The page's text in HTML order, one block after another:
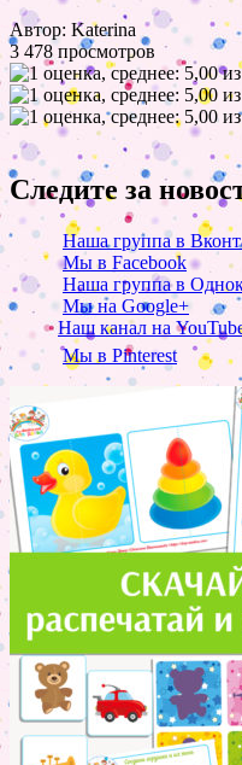
Автор: Katerina
3 478 просмотров
Следите за
Наша группа в
Мы в Facebook
Наша группа в
Мы на Google+
Наш канал на
Мы в Pinterest